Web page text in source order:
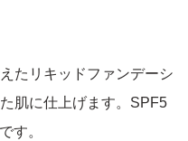
たリキッドファンデーシ
肌に仕上げます。SPF5
す。